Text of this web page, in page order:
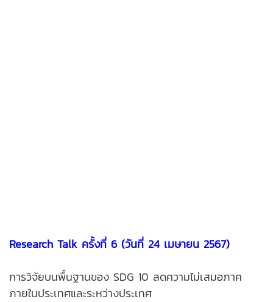
Research Talk ครั้งที่ 6 (วันที่ 24 เมษายน 2567)
การวิจัยบนพื้นฐานของ SDG 10 ลดความไม่เสมอภาค
ภายในประเทศและระหว่างประเทศ